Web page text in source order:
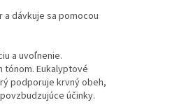
dávkuje sa pomocou
a uvoľnenie.
tónom. Eukalyptové
podporuje krvný obeh,
účinky.